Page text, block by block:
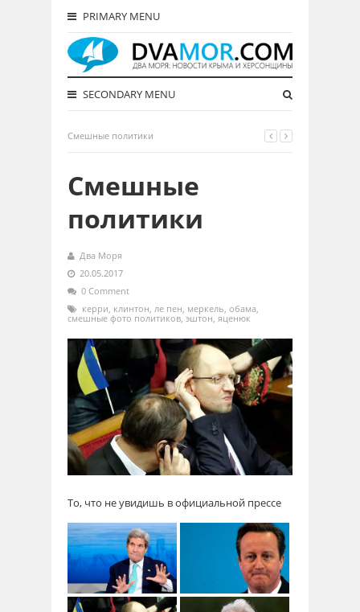
PRIMARY MENU
SECONDARY MENU
Смешные политики
Смешные
политики
Два Моря
20.05.2017
0 Comment
керри, клинтон, ле пен, меркель, обама,
смешные фото политиков, эштон, яценюк
То, что не увидишь в официальной прессе